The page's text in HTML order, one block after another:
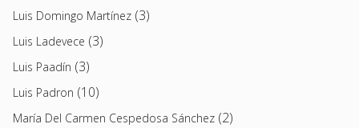
Luis Domingo Martínez (3)
Luis Ladevece (3)
Luis Paadín (3)
Luis Padron (10)
María Del Carmen Cespedosa Sánchez (2)